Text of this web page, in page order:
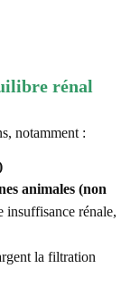
rénal
notamment :
animales (non
insuffisance rénale,
la filtration